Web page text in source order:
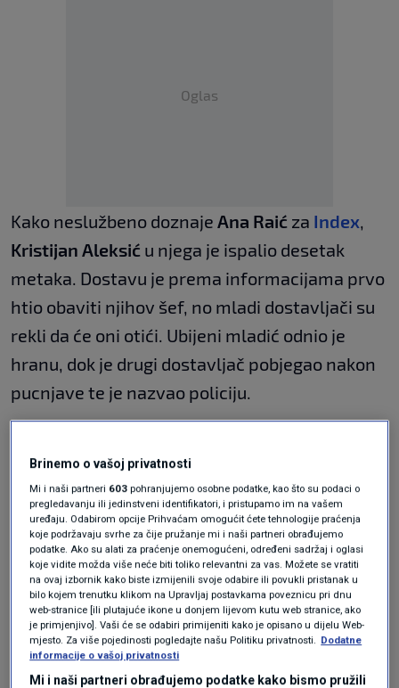
Oglas
Kako neslužbeno doznaje Ana Raić za Index
Kristijan Aleksić u njega je ispalio desetak
metaka. Dostavu je prema informacijama prvo
htio obaviti njihov šef, no mladi dostavljači su
rekli da će oni otići. Ubijeni mladić odnio je
hranu, dok je drugi dostavljač pobjegao nakon
pucnjave te je nazvao policiju.
Drnišu: Policija s dugim cijevima i
Pripremao se za bijeg?
VIJESTI|17. svi.
Policija objavila sliku Kristijana
Aleksića, poslala posebno
upozorenje građanima
VIJESTI|17. svi.
Aleksić je, prema neslužbenim informacijama,
oko 3 sata u noći snimljen na pazaru u Drnišu.
Brinemo o vašoj privatnosti
Mi i naši partneri 603 pohranjujemo osobne podatke, kao što su podaci o
pregledavanju ili jedinstveni identifikatori, i pristupamo im na vašem
uređaju. Odabirom opcije Prihvaćam omogućit ćete tehnologije praćenja
koje podržavaju svrhe za čije pružanje mi i naši partneri obrađujemo
podatke. Ako su alati za praćenje onemogućeni, određeni sadržaj i oglasi
koje vidite možda više neće biti toliko relevantni za vas. Možete se vratiti
na ovaj izbornik kako biste izmijenili svoje odabire ili povukli pristanak u
bilo kojem trenutku klikom na Upravljaj postavkama poveznicu pri dnu
web-stranice [ili plutajuće ikone u donjem lijevom kutu web stranice, ako
je primjenjivo]. Vaši će se odabiri primijeniti kako je opisano u dijelu Web-
mjesto. Za više pojedinosti pogledajte našu Politiku privatnosti. Dodatne
informacije o vašoj privatnosti
Mi i naši partneri obrađujemo podatke kako bismo pružili